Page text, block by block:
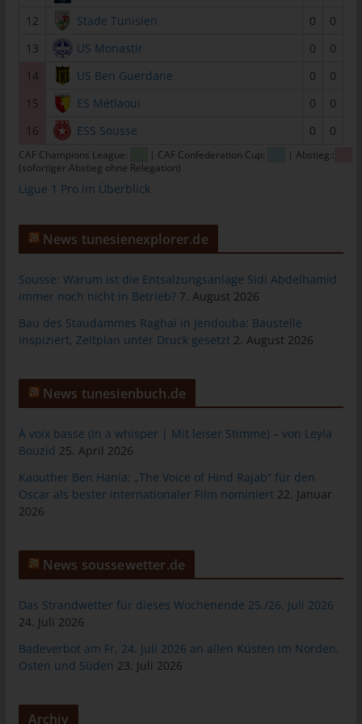
12
Stade Tunisien 0
0
13
US Monastir 0
0
14
US Ben Guerdane 0
0
15
ES Métlaoui 0
0
16
ESS Sousse 0 0
CAF Champions League: | CAF Confederation Cup:
| Abstieg::
(sofortiger Abstieg ohne Relegation)
Ligue 1 Pro im Überblick
News tunesienexplorer.de
Sousse: Warum ist die Entsalzungsanlage Sidi Abdelhamid
immer noch nicht in Betrieb? 7. August 2026
Bau des Staudammes Raghai in Jendouba: Baustelle
inspiziert, Zeitplan unter Druck gesetzt 2. August 2026
News tunesienbuch.de
À voix basse (In a whisper | Mit leiser Stimme) – von Leyla
Bouzid 25. April 2026
Kaouther Ben Hania: „The Voice of Hind Rajab“ für den
Oscar als bester internationaler Film nominiert 22. Januar
2026
News soussewetter.de
Das Strandwetter für dieses Wochenende 25./26. Juli 2026
24. Juli 2026
Badeverbot am Fr, 24. Juli 2026 an allen Küsten im Norden,
Osten und Süden 23. Juli 2026
Archiv
informationstechnologischen Systeme und der Technik unserer
Internetseite zu gewährleisten sowie (4) um
Strafverfolgungsbehörden im Falle eines Cyberangriffes die zur
Strafverfolgung notwendigen Informationen bereitzustellen.
Diese anonym erhobenen Daten und Informationen werden
durch uns daher einerseits statistisch und ferner mit dem Ziel
ausgewertet, den Datenschutz und die Datensicherheit in
unserem Unternehmen zu erhöhen, um letztlich ein optimales
Schutzniveau für die von uns verarbeiteten personenbezogenen
Daten sicherzustellen. Die anonymen Daten der Server-Logfiles
werden getrennt von allen durch eine betroffene Person
Registrierung auf unserer Internetseite
Die betroffene Person hat die Möglichkeit, sich auf der
Internetseite des für die Verarbeitung Verantwortlichen unter
personenbezogenen Daten dabei an den für die Verarbeitung
Verantwortlichen übermittelt werden, ergibt sich aus der
wird. Die von der betroffenen Person eingegebenen
personenbezogenen Daten werden ausschließlich für die
Verantwortlichen und für eigene Zwecke erhoben und
gespeichert. Der für die Verarbeitung Verantwortliche kann die
Weitergabe an einen oder mehrere Auftragsverarbeiter,
beispielsweise einen Paketdienstleister, veranlassen, der die
personenbezogenen Daten ebenfalls ausschließlich für eine
Durch eine Registrierung auf der Internetseite des für die
Service-Provider (ISP) der betroffenen Person vergebene IP-
Adresse, das Datum sowie die Uhrzeit der Registrierung
Hintergrund, dass nur so der Missbrauch unserer Dienste
verhindert werden kann, und diese Daten im Bedarfsfall
Speicherung dieser Daten zur Absicherung des für die